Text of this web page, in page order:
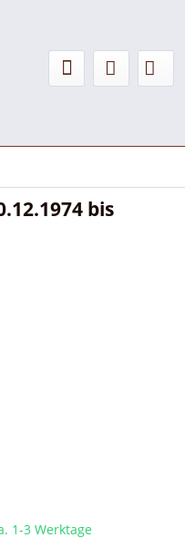
bis
1-3 Werktage